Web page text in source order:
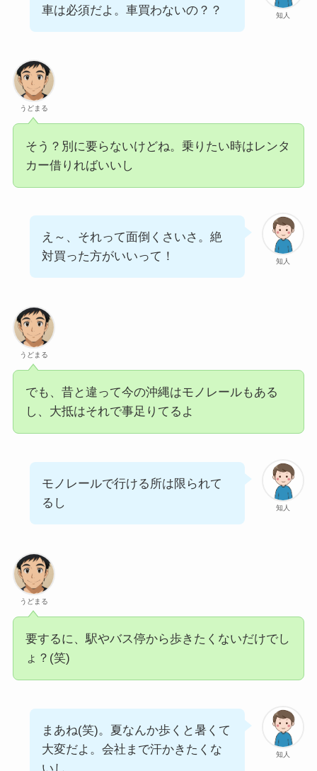
知人
車は必須だよ。車買わないの？？
うどまる
そう？別に要らないけどね。乗りたい時はレンタ
カー借りればいいし
知人
え～、それって面倒くさいさ。絶
対買った方がいいって！
うどまる
でも、昔と違って今の沖縄はモノレールもある
し、大抵はそれで事足りてるよ
知人
モノレールで行ける所は限られて
るし
うどまる
要するに、駅やバス停から歩きたくないだけでし
ょ？(笑)
知人
まあね(笑)。夏なんか歩くと暑くて
大変だよ。会社まで汗かきたくな